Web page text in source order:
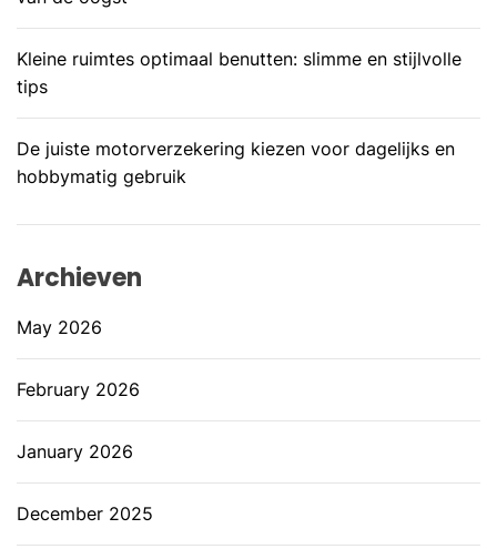
Kleine ruimtes optimaal benutten: slimme en stijlvolle
tips
De juiste motorverzekering kiezen voor dagelijks en
hobbymatig gebruik
Archieven
May 2026
February 2026
January 2026
December 2025